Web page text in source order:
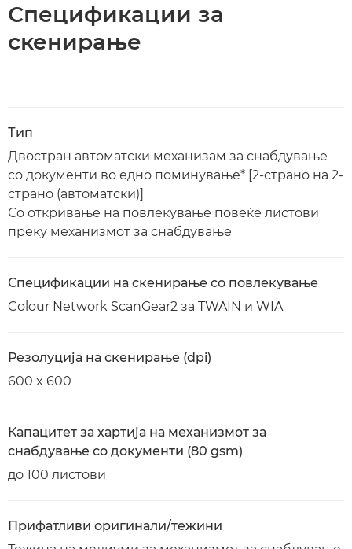
Спецификации за
скенирање
Тип
Двостран автоматски механизам за снабдување
со документи во едно поминување* [2-страно на 2-
страно (автоматски)]
Со откривање на повлекување повеќе листови
преку механизмот за снабдување
Спецификации на скенирање со повлекување
Colour Network ScanGear2 за TWAIN и WIA
Резолуција на скенирање (dpi)
600 x 600
Капацитет за хартија на механизмот за
снабдување со документи (80 gsm)
до 100 листови
Прифатливи оригинали/тежини